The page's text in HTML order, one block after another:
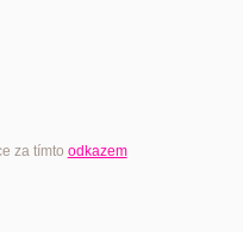
za tímto odkazem